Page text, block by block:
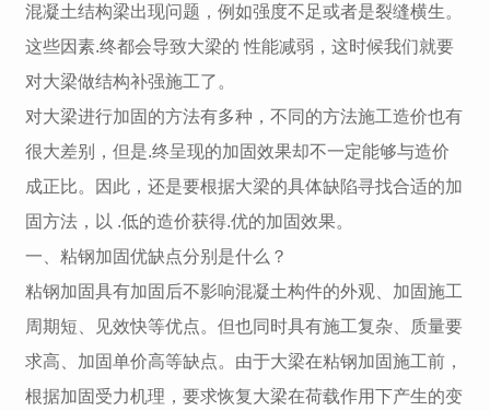
混凝土结构梁出现问题，例如强度不足或者是裂缝横生。
这些因素.终都会导致大梁的 性能减弱，这时候我们就要
对大梁做结构补强施工了。
对大梁进行加固的方法有多种，不同的方法施工造价也有
很大差别，但是.终呈现的加固效果却不一定能够与造价
成正比。因此，还是要根据大梁的具体缺陷寻找合适的加
固方法，以 .低的造价获得.优的加固效果。
一、粘钢加固优缺点分别是什么？
粘钢加固具有加固后不影响混凝土构件的外观、加固施工
周期短、见效快等优点。但也同时具有施工复杂、质量要
求高、加固单价高等缺点。由于大梁在粘钢加固施工前，
根据加固受力机理，要求恢复大梁在荷载作用下产生的变